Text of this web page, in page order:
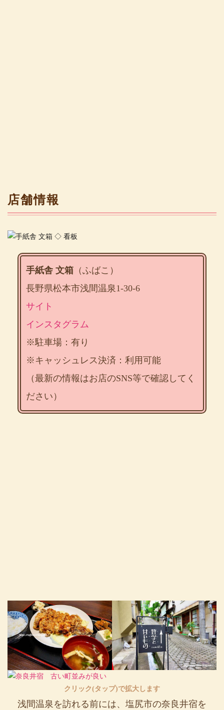
店舗情報
手紙舎 文箱 （ふばこ）
長野県松本市浅間温泉1-30-6
サイト
インスタグラム
※駐車場：有り
※キャッシュレス決済：利用可能
（最新の情報はお店のSNS等で確認してく
ださい）
クリック(タップ)で拡大します
浅間温泉を訪れる前には、塩尻市の奈良井宿を